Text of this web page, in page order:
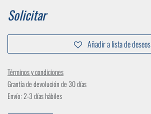
Solicitar
Añadir a lista de deseos
Términos y condiciones
Grantía de devolución de 30 días
Envío: 2-3 días hábiles